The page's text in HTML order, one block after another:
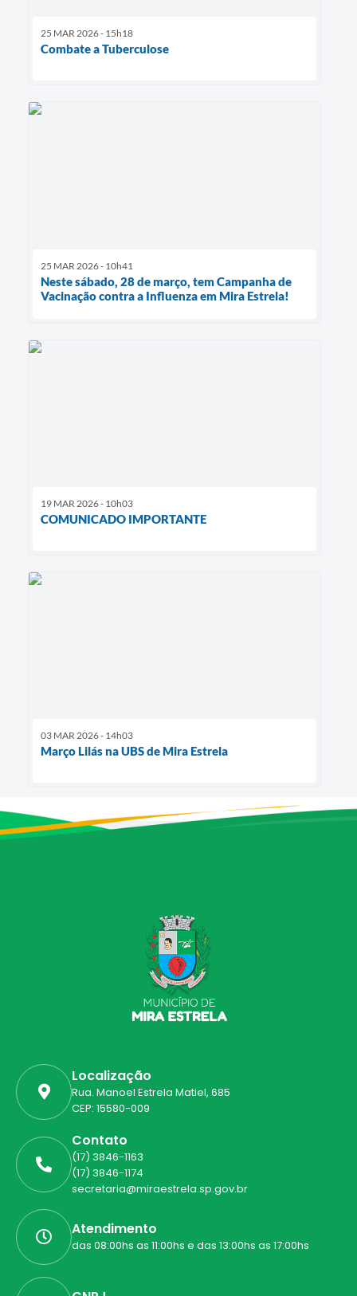
25 MAR 2026 - 15h18
Combate a Tuberculose
25 MAR 2026 - 10h41
Neste sábado, 28 de março, tem Campanha de
Vacinação contra a Influenza em Mira Estrela!
19 MAR 2026 - 10h03
COMUNICADO IMPORTANTE
03 MAR 2026 - 14h03
Março Lilás na UBS de Mira Estrela
Localização
Rua. Manoel Estrela Matiel, 685
CEP: 15580-009
Contato
(17) 3846-1163
(17) 3846-1174
secretaria@miraestrela.sp.gov.br
Atendimento
das 08:00hs as 11:00hs e das 13:00hs as 17:00hs